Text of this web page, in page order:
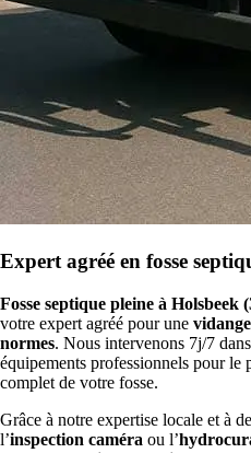
Expert agréé en fosse
Fosse septique pleine à Holsbeek
votre expert agréé pour une
normes. Nous intervenons 7j/7
équipements professionnels pour le
complet de votre fosse.
Grâce à notre expertise locale et à
l’inspection caméra ou l’